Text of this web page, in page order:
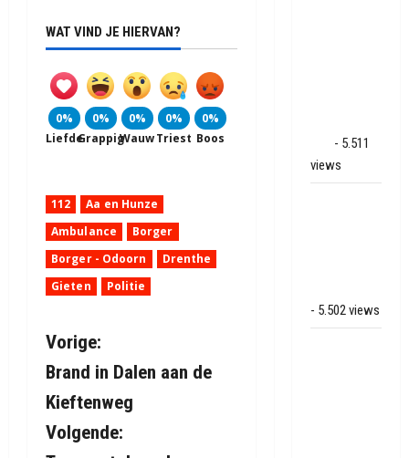
WAT VIND JE HIERVAN?
0%
Liefde
0%
Grappig
0%
Wauw
0%
Triest
0%
Boos
112
Aa en Hunze
Ambulance
Borger
Borger - Odoorn
Drenthe
Gieten
Politie
B
e
r
Vorige:
Brand in Dalen aan de
Kieftenweg
Volgende:
- 5.511
views
- 5.502 views